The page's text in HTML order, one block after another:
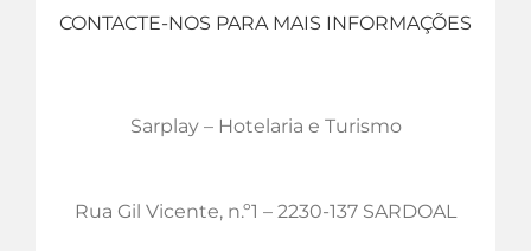
CONTACTE-NOS PARA MAIS INFORMAÇÕES
Sarplay – Hotelaria e Turismo
Rua Gil Vicente, n.º1 – 2230-137 SARDOAL